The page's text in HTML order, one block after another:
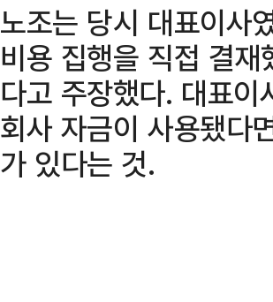
노조는 당시 대표이사
비용 집행을 직접 결
다고 주장했다. 대표
회사 자금이 사용됐다
가 있다는 것.